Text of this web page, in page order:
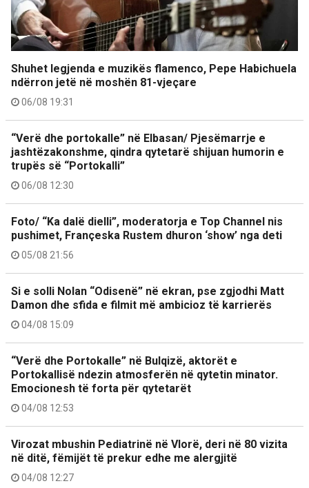
Shuhet legjenda e muzikës flamenco, Pepe Habichuela
ndërron jetë në moshën 81-vjeçare
06/08 19:31
“Verë dhe portokalle” në Elbasan/ Pjesëmarrje e
jashtëzakonshme, qindra qytetarë shijuan humorin e
trupës së “Portokalli”
06/08 12:30
Foto/ “Ka dalë dielli”, moderatorja e Top Channel nis
pushimet, Françeska Rustem dhuron ‘show’ nga deti
05/08 21:56
Si e solli Nolan “Odisenë” në ekran, pse zgjodhi Matt
Damon dhe sfida e filmit më ambicioz të karrierës
04/08 15:09
“Verë dhe Portokalle” në Bulqizë, aktorët e
Portokallisë ndezin atmosferën në qytetin minator.
Emocionesh të forta për qytetarët
04/08 12:53
Virozat mbushin Pediatrinë në Vlorë, deri në 80 vizita
në ditë, fëmijët të prekur edhe me alergjitë
04/08 12:27